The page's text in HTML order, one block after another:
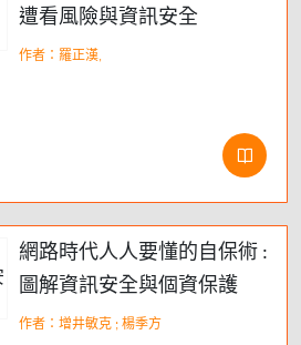
遭看風險與資訊安全
作者：羅正漢,
網路時代人人要懂的自保術 :
圖解資訊安全與個資保護
作者：增井敏克 ; 楊季方